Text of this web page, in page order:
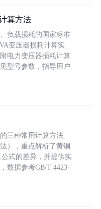
算方法
负载损耗的国家标准
变压器损耗计算实
电力变压器损耗计算
型号参数，指导用户
三种常用计算方法
），重点解析了黄铜
公式的差异，并提供实
数据参考GB/T 4423-